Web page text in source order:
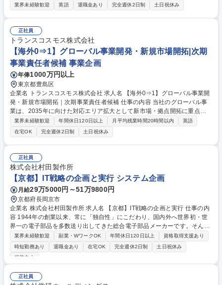
めています。海外事業の方針検討から、M&Aの遂行、実際の事業運営まで
験できます。事業運営段階では、海外法人の経営メンバーとしての駐在の
可能性を含め、海外法人の経営を主導いただくこと想定しています。事業
推進だけでなく、経営フローの整備から、人事、決算、与信等の管理、I
T、情報セキュリティ等々、本社各部門のサポートの下、全方位でご活躍
いただきます。 募集職種 【新規海外事業立ち上げ】ゼロから事業を創
り、将来の海外拠点経営を担う
業界未経験歓迎 英語 退職金あり 完全週休2日制 土日祝休み
正社員
トランスコスモス株式会社
【海外0⇒1】グローバル事業開発・新規市場開拓|次期
事業責任者候補 事業企画
年俸1000万円以上
東京都豊島区
企業名 トランスコスモス株式会社 求人名 【海外0⇒1】グローバル事業開
発・新規市場開拓｜次期事業責任者候補 仕事の内容 当社のグローバル事
業は、2035年に向けた対応エリア拡大として新市場・拠点開拓に重点的
に取り組んでいます。現在の組織は中華圏に強いメンバーが多く在籍して
いる為、他エリアでの市場開拓をリードいただきます 日本拠点をベースに
新規海外市場（EMEA・南米）における事業開発業務全般をお任せしま
す。 ・主にIT-BPO事業ドメインを中心とした新規市場の調査、参入戦略
の策定 ・現地パートナー企業の発掘およびパートナーシップ構築 【組織
ミッション】中期計画におけるグローバル事業展開強化に向けた新規市場
開拓 ※業務変更の範囲：会社が定める業務 募集職種 【海外0⇒1】グロー
バル事業開発・新規市場開拓｜次期事業責任者候補
業界未経験歓迎 年間休日120日以上 月平均残業時間20時間以内
英語
在宅OK
完全週休2日制 土日祝休み
正社員
株式会社村田製作所
【京都】IT戦略の企画と実行 システム企画
月給29万5000円～51万9800円
京都府長岡京市
企業名 株式会社村田製作所 求人名 【京都】IT戦略の企画と実行 仕事の内
容 1944年の創業以来、常に「独自性」にこだわり、国内外へ世界初・世
界一の電子部品を多数送り出してきた総合電子部品メーカーです。そんな
当社にて、経営課題の解決に向けた全社IT戦略の企画/立案をお任せしま
す。 【詳細】戦略上のコアテーマをIT技術とITポートフォリオの観点から
企画立案・実行し、中長期でのIT戦略策定にあたってのCIOによる意思決
内外IT部門への情報発信、ミーティング資料作成・会議遂行 ■グローバルI
T会議、リージョナルIT会議の企画・遂行 ■インテリジェンス機能の提供
業界未経験歓迎 副業・WワークOK 年間休日120日以上
資格取得支援あり
時短勤務あり
退職金あり 在宅OK 完全週休2日制
土日祝休み
服装自由
正社員